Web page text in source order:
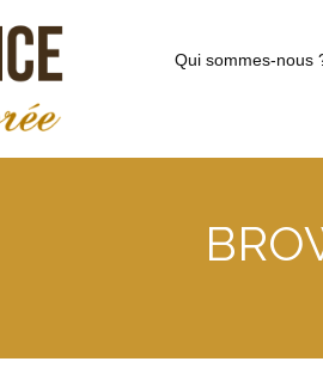
Qui sommes-nous